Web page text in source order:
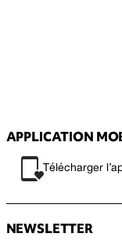
APPLICATION
Télécharger
NEWSLETTER